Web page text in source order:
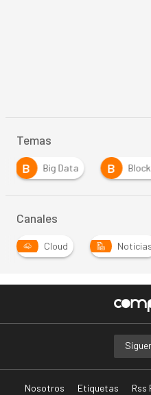
Temas
B
Blockchain C
Canales
Cloud Noticias
Nosotros Etiquetas Rss